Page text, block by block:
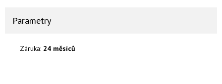
Parametry
Záruka: 24 měsíců